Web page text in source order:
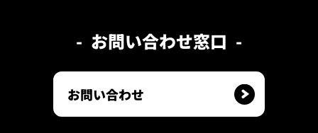
お問い合わせ窓口
お問い合わせ